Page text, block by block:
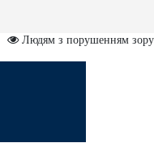
Людям з порушенням зору